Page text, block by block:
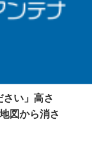
さい」高さ
図から消さ